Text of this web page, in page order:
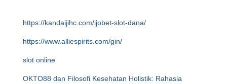
https://kandaijihc.com/ijobet-slot-dana/
https://www.alliespirits.com/gin/
slot online
OKTO88 dan Filosofi Kesehatan Holistik: Rahasia